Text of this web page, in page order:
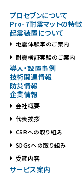
プロセブンについて
Pro-7耐震マットの特徴
起震装置について
地震体験車のご案内
耐震検証実験のご案内
導入・設置事例
技術関連情報
防災情報
企業情報
会社概要
代表挨拶
CSRへの取り組み
SDGsへの取り組み
受賞内容
サービス案内